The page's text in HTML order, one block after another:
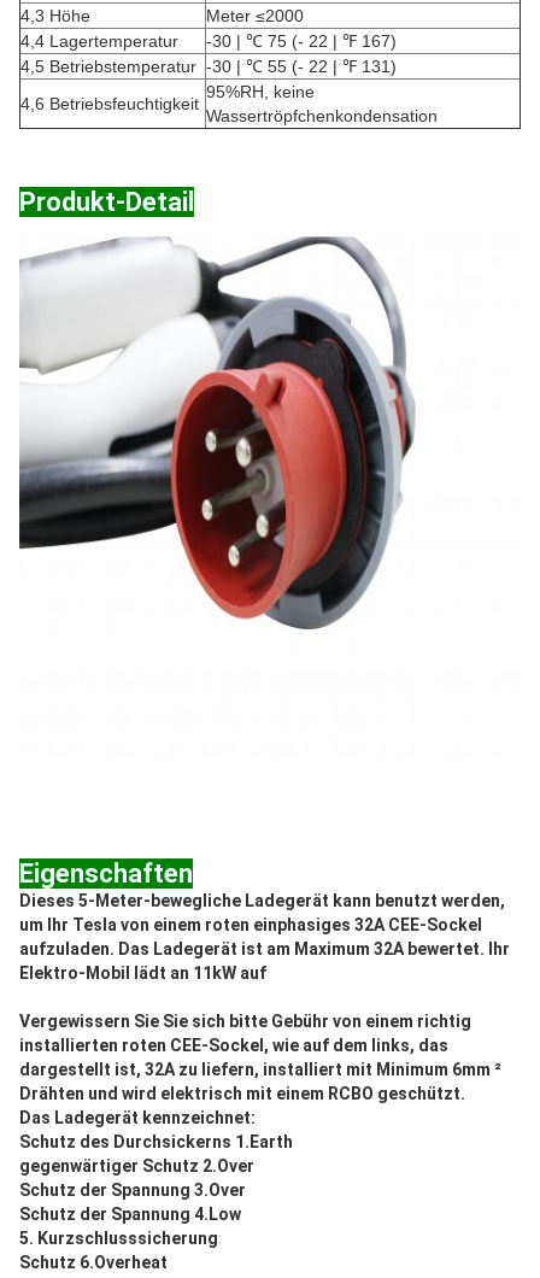
4,3 Höhe
Meter ≤2000
4,4 Lagertemperatur
-30 | ℃ 75 (- 22 | ℉ 167)
4,5 Betriebstemperatur -30 | ℃ 55 (- 22 | ℉ 131)
4,6 Betriebsfeuchtigkeit
95%RH, keine
Wassertröpfchenkondensation
Produkt-Detail
Eigenschaften
Dieses 5-Meter-bewegliche Ladegerät kann benutzt werden,
um Ihr Tesla von einem roten einphasiges 32A CEE-Sockel
aufzuladen. Das Ladegerät ist am Maximum 32A bewertet. Ihr
Elektro-Mobil lädt an 11kW auf
Vergewissern Sie Sie sich bitte Gebühr von einem richtig
installierten roten CEE-Sockel, wie auf dem links, das
dargestellt ist, 32A zu liefern, installiert mit Minimum 6mm ²
Drähten und wird elektrisch mit einem RCBO geschützt.
Das Ladegerät kennzeichnet:
Schutz des Durchsickerns 1.Earth
gegenwärtiger Schutz 2.Over
Schutz der Spannung 3.Over
Schutz der Spannung 4.Low
5. Kurzschlusssicherung
Schutz 6.Overheat